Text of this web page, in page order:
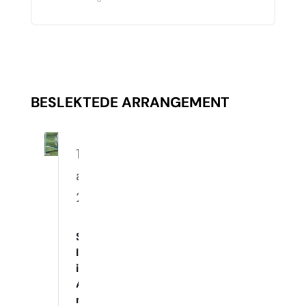
BESLEKTEDE ARRANGEMENT
10.
august
2026
Spennende
Innetrening
i
Agility
med